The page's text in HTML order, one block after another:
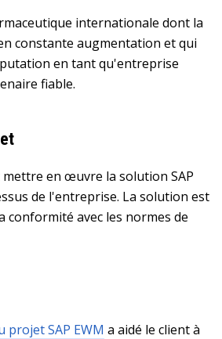
internationale dont la
constante augmentation et qui
en tant qu'entreprise
fiable.
en œuvre la solution SAP
de l'entreprise. La solution est
conformité avec les normes de
SAP EWM a aidé le client à